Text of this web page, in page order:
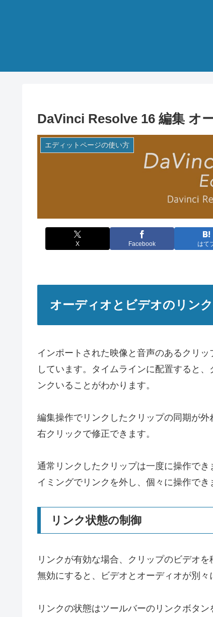
DaVinci Resolve 16 編集 オ
エディットページの使い方
X Facebook はて
オーディオとビデオのリンク
インポートされた映像と音声のあるクリ
しています。タイムラインに配置すると
ンクいることがわかります。
編集操作でリンクしたクリップの同期が外
右クリックで修正できます。
通常リンクしたクリップは一度に操作で
イミングでリンクを外し、個々に操作でき
リンク状態の制御
リンクが有効な場合、クリップのビデオ
無効にすると、ビデオとオーディオが別々
リンクの状態はツールバーのリンクボタ